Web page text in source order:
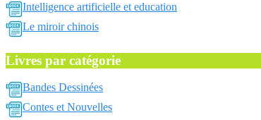
Intelligence artificielle et education
Le miroir chinois
Livres par catégorie
Bandes Dessinées
Contes et Nouvelles